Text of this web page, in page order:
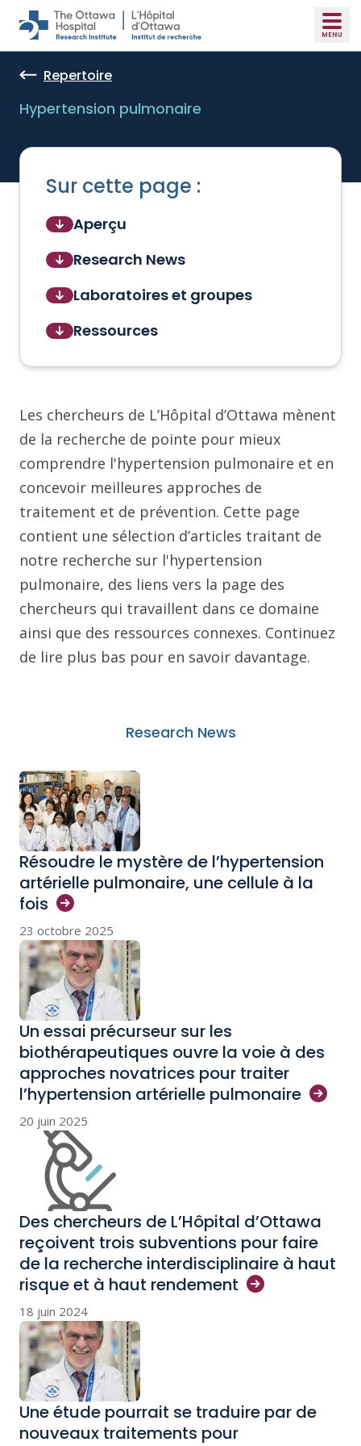
Skip to main content
Repertoire
Hypertension pulmonaire
Sur cette page :
Aperçu
Research News
Laboratoires et groupes
Ressources
Les chercheurs de L’Hôpital d’Ottawa mènent
de la recherche de pointe pour mieux
comprendre l'hypertension pulmonaire et en
concevoir meilleures approches de
traitement et de prévention. Cette page
contient une sélection d’articles traitant de
notre recherche sur l'hypertension
pulmonaire, des liens vers la page des
chercheurs qui travaillent dans ce domaine
ainsi que des ressources connexes. Continuez
de lire plus bas pour en savoir davantage.
Research News
Résoudre le mystère de l’hypertension
artérielle pulmonaire, une cellule à la
fois
23 octobre 2025
Un essai précurseur sur les
biothérapeutiques ouvre la voie à des
approches novatrices pour traiter
l’hypertension artérielle pulmonaire
20 juin 2025
Des chercheurs de L’Hôpital d’Ottawa
reçoivent trois subventions pour faire
de la recherche interdisciplinaire à haut
risque et à haut rendement
18 juin 2024
Une étude pourrait se traduire par de
nouveaux traitements pour